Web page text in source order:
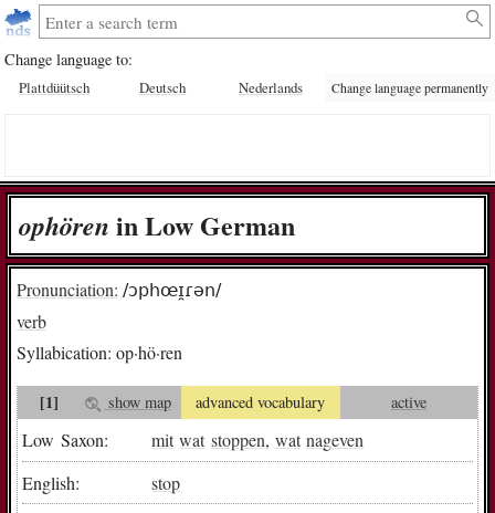
Change language to:
Plattdüütsch Deutsch Nederlands Change language permanently
op­hö­ren in Low German
Pronunciation: /ɔphœɪ̯ɾən/
verb
Syllabication: op·hö·ren
[1] show map advanced vocabulary active
Low Saxon: mit wat stoppen,wat nageven
English:
stop